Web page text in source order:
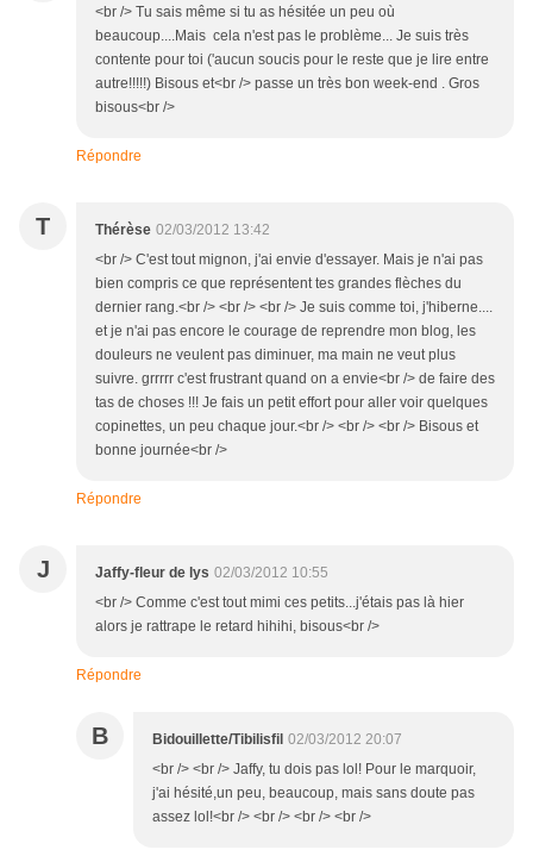
<br /> Tu sais même si tu as hésitée un peu où
beaucoup....Mais cela n'est pas le problème... Je suis très
contente pour toi ('aucun soucis pour le reste que je lire entre
autre!!!!!) Bisous et<br /> passe un très bon week-end . Gros
bisous<br />
Répondre
T Thérèse 02/03/2012 13:42
<br /> C'est tout mignon, j'ai envie d'essayer. Mais je n'ai pas
bien compris ce que représentent tes grandes flèches du
dernier rang.<br /> <br /> <br /> Je suis comme toi, j'hiberne....
et je n'ai pas encore le courage de reprendre mon blog, les
douleurs ne veulent pas diminuer, ma main ne veut plus
suivre. grrrrr c'est frustrant quand on a envie<br /> de faire des
tas de choses !!! Je fais un petit effort pour aller voir quelques
copinettes, un peu chaque jour.<br /> <br /> <br /> Bisous et
bonne journée<br />
Répondre
J Jaffy-fleur de lys 02/03/2012 10:55
<br /> Comme c'est tout mimi ces petits...j'étais pas là hier
alors je rattrape le retard hihihi, bisous<br />
Répondre
B Bidouillette/Tibilisfil 02/03/2012 20:07
<br /> <br /> Jaffy, tu dois pas lol! Pour le marquoir,
j'ai hésité,un peu, beaucoup, mais sans doute pas
assez lol!<br /> <br /> <br /> <br />